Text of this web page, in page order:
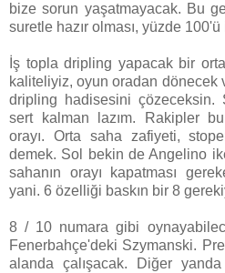
bize sorun yaşatmayacak. Bu
suretle hazır olması, yüzde
İş topla dripling yapacak bir
kaliteliyiz, oyun oradan dönecek
dripling hadisesini
sert kalman lazım. Rakipler
orayı. Orta saha zafiyeti,
demek. Sol bekin de Angelino
sahanın orayı kapatması
yani. 6 özelliği baskın bir 8
8 / 10 numara gibi
Fenerbahçe'deki Szymanski.
alanda çalışacak. Diğer